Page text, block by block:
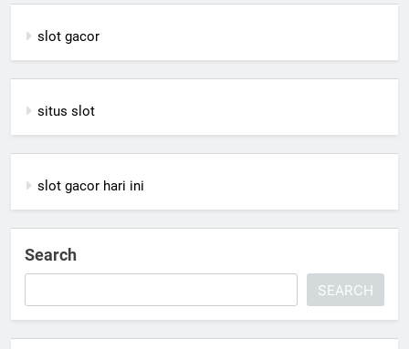
slot gacor
situs slot
slot gacor hari ini
Search
SEARCH